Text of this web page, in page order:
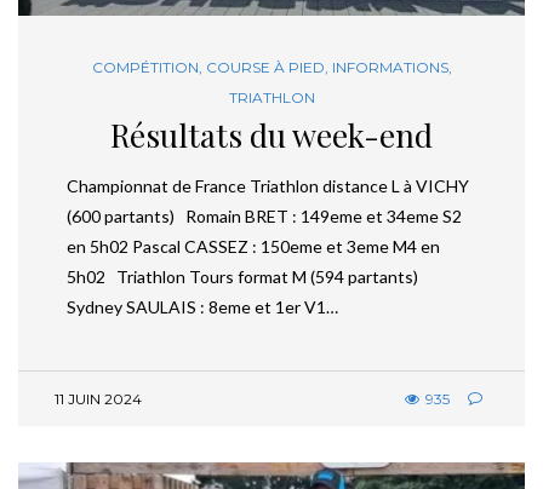
COMPÉTITION, COURSE À PIED, INFORMATIONS
TRIATHLON
Résultats du week-end
Championnat de France Triathlon distance L à VICHY
(600 partants) Romain BRET : 149eme et 34eme S2
en 5h02 Pascal CASSEZ : 150eme et 3eme M4 en
5h02 Triathlon Tours format M (594 partants)
Sydney SAULAIS : 8eme et 1er V1…
11 JUIN 2024 935